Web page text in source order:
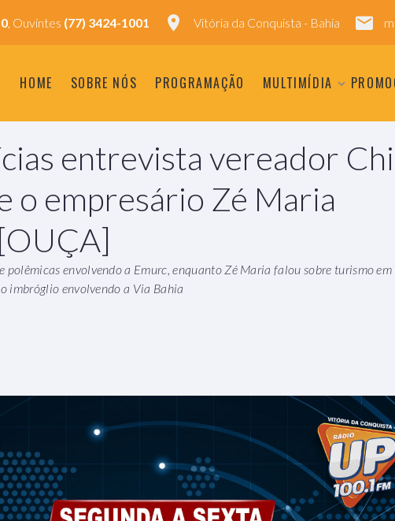
, Ouvintes (77) 3424-1001 Vitória da Conquista - Bahia
HOME SOBRE NÓS PROGRAMAÇÃO MULTIMÍDIA
entrevista vereador
o empresário Zé Maria
polêmicas envolvendo a Emurc, enquanto Zé Maria falou sobre turismo
imbróglio envolvendo a Via Bahia